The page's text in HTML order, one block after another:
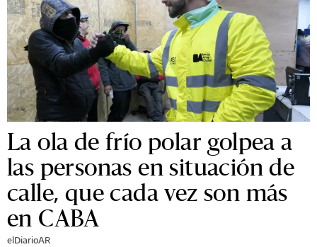
La ola de frío polar golpea a
las personas en situación de
calle, que cada vez son más
en CABA
elDiarioAR